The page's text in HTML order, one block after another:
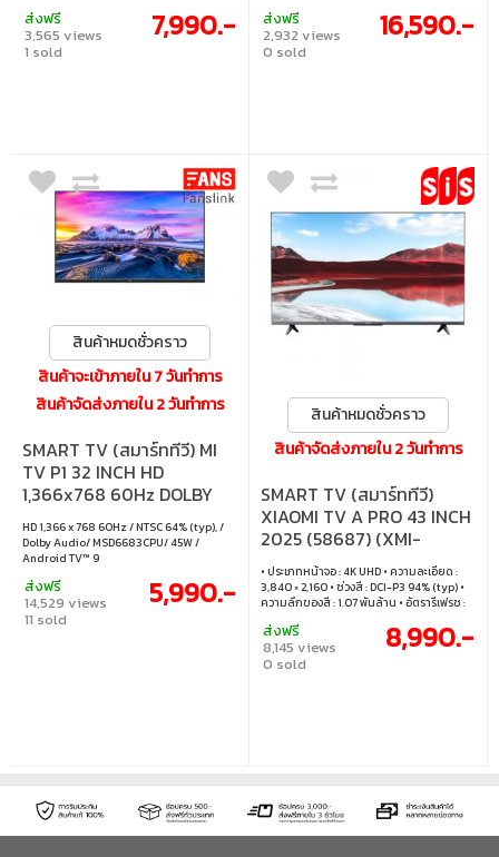
สายตา และระบบเสียงคุณภาพสูงจาก Dolby
และ DTS พร้อมใช้งาน Google TV ที่เรียบง่าย
และครบครัน • ขนาดจอ : 43 นิ้ว • ความ
ส่งฟรี
3,565 views
1 sold
7,990.-
สายตา และระบบเสียงคุณภาพสูงจาก Dolby
และ DTS พร้อมใช้งาน Google TV ที่เรียบง่าย
และครบครัน • ขนาดจอ : 65 นิ้ว • ความ
ส่งฟรี
2,932 views
0 sold
16,590.-
สินค้าหมดชั่วคราว
สินค้าจะเข้าภายใน 7 วันทำการ
สินค้าจัดส่งภายใน 2 วันทำการ
SMART TV (สมาร์ททีวี) MI
TV P1 32 INCH HD
1,366x768 60Hz DOLBY
AUDIO 8GB (ELA4632TH)
HD 1,366 x 768 60Hz / NTSC 64% (typ), /
Dolby Audio/ MSD6683CPU/ 45W /
Android TV™ 9
ส่งฟรี
14,529 views
11 sold
5,990.-
สินค้าหมดชั่วคราว
สินค้าจัดส่งภายใน 2 วันทำการ
SMART TV (สมาร์ททีวี)
XIAOMI TV A PRO 43 INCH
2025 (58687) (XMI-
L43MA-SSEA)
• ประเภทหน้าจอ : 4K UHD • ความละเอียด :
3,840 × 2,160 • ช่วงสี : DCI-P3 94% (typ) •
ความลึกของสี : 1.07 พันล้าน • อัตรารีเฟรช :
ส่งฟรี
8,145 views
0 sold
8,990.-